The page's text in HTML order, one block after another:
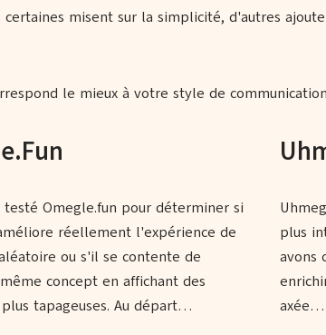
misent sur la simplicité, d'autres
le mieux à votre style de
testé Omegle.fun pour déterminer si
réellement l'expérience de
ou s'il se contente de
concept en affichant des
tapageuses. Au départ…
plus
avons
axée…